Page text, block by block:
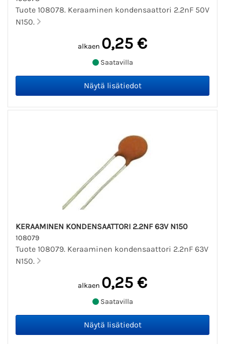
Tuote 108078. Keraaminen kondensaattori 2.2nF 50V
N150.
alkaen 0,25 €
Saatavilla
KERAAMINEN KONDENSAATTORI 2.2NF 63V N150
108079
Tuote 108079. Keraaminen kondensaattori 2.2nF 63V
N150.
alkaen 0,25 €
Saatavilla